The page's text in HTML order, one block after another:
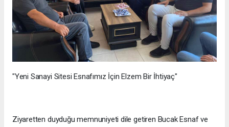
"Yeni Sanayi Sitesi Esnafımız İçin Elzem Bir İhtiyaç"
Ziyaretten duyduğu memnuniyeti dile getiren Bucak Esnaf ve